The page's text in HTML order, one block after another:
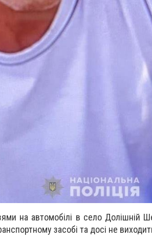
на автомобілі в село Долішній
засобі та досі не